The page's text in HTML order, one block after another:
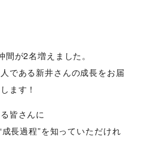
が2名増えました。
である新井さんの成長をお届
ます！
皆さんに
長過程”を知っていただけれ